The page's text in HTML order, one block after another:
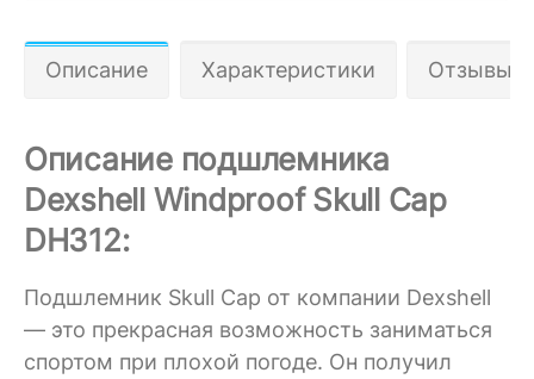
Описание Характеристики Отзывы 1
Описание подшлемника
Dexshell Windproof Skull Cap
DH312:
Подшлемник Skull Cap от компании Dexshell
— это прекрасная возможность заниматься
спортом при плохой погоде. Он получил